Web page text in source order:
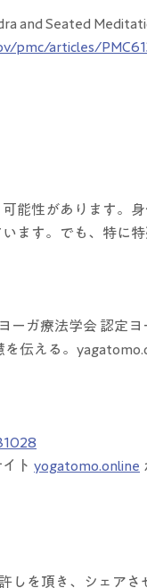
and Seated
pmc/articles/
能性があります。
ます。でも、特に
ーガ療法学会 認定
伝える。
ト yogatomo.online
を頂き、シェアさ